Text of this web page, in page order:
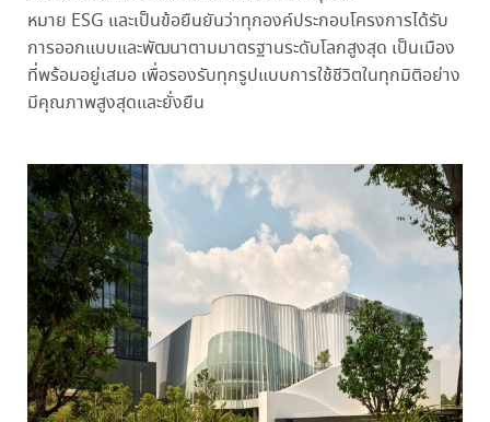
หมาย ESG และเป็นข้อยืนยันว่าทุกองค์ประกอบโครงการได้รับ
การออกแบบและพัฒนาตามมาตรฐานระดับโลกสูงสุด เป็นเมือง
ที่พร้อมอยู่เสมอ เพื่อรองรับทุกรูปแบบการใช้ชีวิตในทุกมิติอย่าง
มีคุณภาพสูงสุดและยั่งยืน